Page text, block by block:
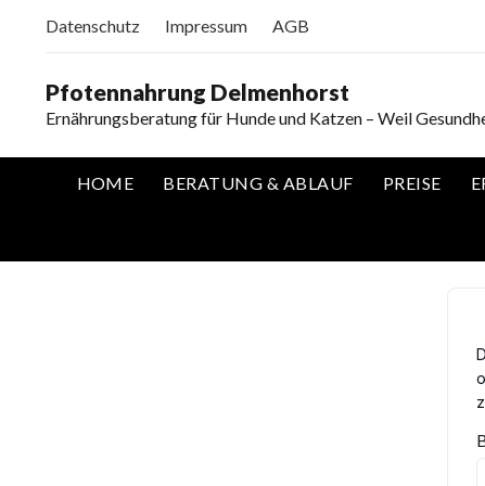
Datenschutz Impressum AGB
Pfotennahrung Delmenhorst
Ernährungsberatung für Hunde und Katzen – Weil
HOME BERATUNG & ABLAUF PREISE